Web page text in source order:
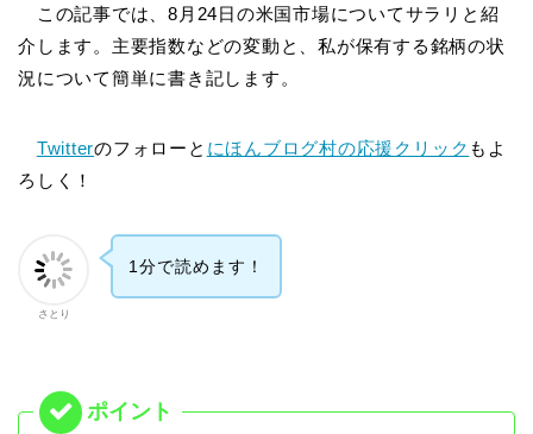
この記事では、8月24日の米国市場についてサラリと紹
介します。主要指数などの変動と、私が保有する銘柄の状
況について簡単に書き記します。
Twitterのフォローと にほんブログ村の応援クリック もよ
ろしく！
さとり
1分で読めます！